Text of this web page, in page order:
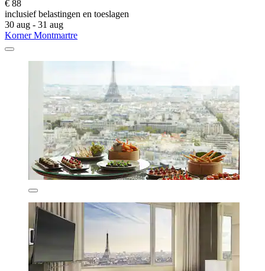
€ 88
inclusief belastingen en toeslagen
30 aug - 31 aug
Korner Montmartre